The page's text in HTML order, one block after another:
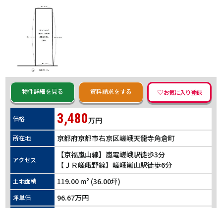
物件詳細を見る 資料請求をする
価格 3,480万円
所在地 京都府京都市右京区嵯峨天龍寺角倉町
アクセス
【京福嵐山線】嵐電嵯峨駅徒歩3分
【ＪＲ嵯峨野線】嵯峨嵐山駅徒歩6分
土地面積 119.00 m² (36.00坪)
坪単価 96.67万円